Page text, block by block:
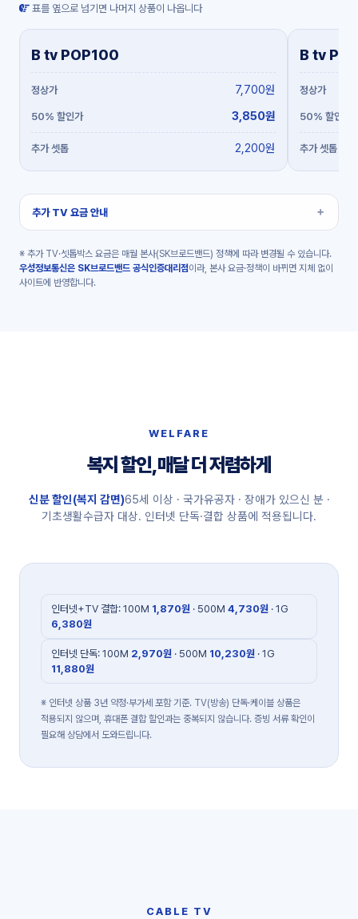
표를 옆으로 넘기면 나머지 상품이 나옵니다
B tv POP100
7,700원
3,850원
2,200원
B tv
추가 TV 요금 안내
※ 추가 TV·셋톱박스 요금은 매월 본사(SK브로드밴드) 정책에 따라 변경될 수 있습니다.
우성정보통신은 SK브로드밴드 공식인증대리점이라, 본사 요금·정책이 바뀌면 지체 없이
사이트에 반영합니다.
WELFARE
복지 할인, 매달 더 저렴하게
신분 할인(복지 감면)65세 이상 · 국가유공자 · 장애가 있으신 분 ·
기초생활수급자 대상. 인터넷 단독·결합 상품에 적용됩니다.
인터넷+TV 결합: 100M 1,870원 · 500M 4,730원 · 1G
6,380원
인터넷 단독: 100M 2,970원 · 500M 10,230원 · 1G
11,880원
※ 인터넷 상품 3년 약정·부가세 포함 기준. TV(방송) 단독·케이블 상품은
적용되지 않으며, 휴대폰 결합 할인과는 중복되지 않습니다. 증빙 서류 확인이
필요해 상담에서 도와드립니다.
CABLE TV